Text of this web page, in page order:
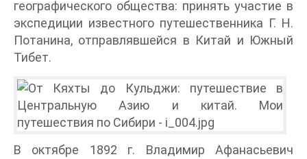
географического общества: принять участие в
экспедиции известного путешественника Г. Н.
Потанина, отправлявшейся в Китай и Южный
Тибет.
В октябре 1892 г. Владимир Афанасьевич